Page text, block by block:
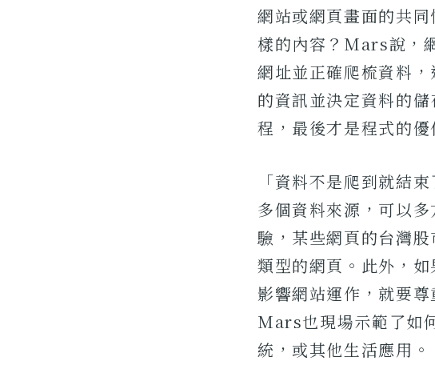
網站或網頁畫面的共
樣的內容？Mars說，
網址並正確爬梳資料
的資訊並決定資料的
程，最後才是程式的優
「資料不是爬到就結
多個資料來源，可以
驗，某些網頁的台灣
類型的網頁。此外，
影響網站運作，就要
Mars也現場示範了
統，或其他生活應用。